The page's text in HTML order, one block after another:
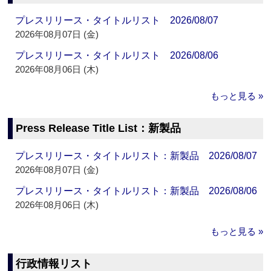
プレスリリース・タイトルリスト 2026/08/07
2026年08月07日 (金)
プレスリリース・タイトルリスト 2026/08/06
2026年08月06日 (木)
もっと見る »
Press Release Title List：新製品
プレスリリース・タイトルリスト：新製品 2026/08/07
2026年08月07日 (金)
プレスリリース・タイトルリスト：新製品 2026/08/06
2026年08月06日 (木)
もっと見る »
行政情報リスト